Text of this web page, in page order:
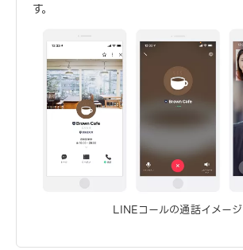
す。
LINEコールの通話イメージ